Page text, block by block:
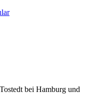
bei Hamburg und